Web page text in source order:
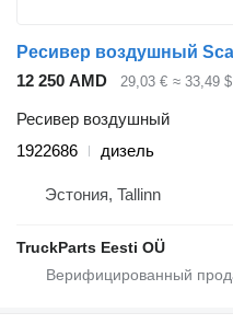
12 250 AMD 29,03 € ≈ 33,49 $
Ресивер воздушный
1922686
дизель
Эстония, Tallinn
TruckParts Eesti OÜ